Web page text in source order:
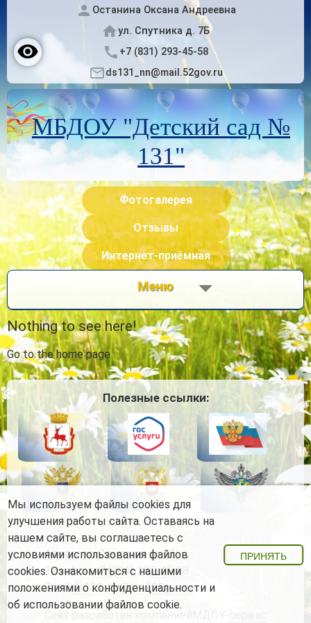
Останина Оксана Андреевна
ул. Спутника д. 7Б
+7 (831) 293-45-58
ds131_nn@mail.52gov.ru
МБДОУ "Детский сад №
131"
Фотогалерея
Отзывы
Интернет-приёмная
Меню
Nothing to see here!
Go to the home page
Полезные ссылки:
Адрес:ул. Спутника д. 7Б
Телефон:+7 (831) 293-45-58
Email:ds131_nn@mail.52gov.ru
Сайт разработан компанией
Мы используем файлы cookies для
улучшения работы сайта. Оставаясь на
нашем сайте, вы соглашаетесь с
условиями использования файлов
cookies. Ознакомиться с нашими
положениями о конфиденциальности и
об использовании файлов cookie.
ПРИНЯТЬ